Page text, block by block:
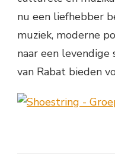
nu een liefhebber
muziek, moderne
naar een
van Rabat bieden